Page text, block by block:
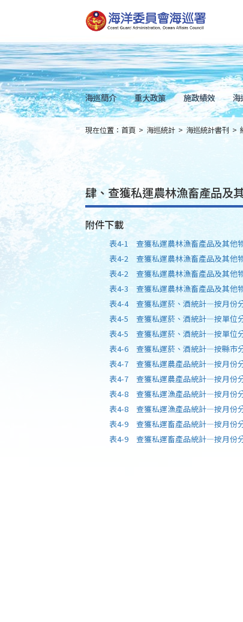
到
主
內
容
Skip
to
main
content
海巡簡介 重大政策 施政績效 海
::: 現在位置： 首頁 > 海巡統計 > 海巡統計書刊 >
肆、查獲私運農林漁畜產品及
附件下載
表4-1 查獲私運農林漁畜產品及其他
表4-2 查獲私運農林漁畜產品及其他
表4-2 查獲私運農林漁畜產品及其他
表4-3 查獲私運農林漁畜產品及其他
表4-4 查獲私運菸、酒統計—按月份
表4-5 查獲私運菸、酒統計—按單位
表4-5 查獲私運菸、酒統計—按單位
表4-6 查獲私運菸、酒統計—按縣市
表4-7 查獲私運農產品統計—按月份
表4-7 查獲私運農產品統計—按月份
表4-8 查獲私運漁產品統計—按月份
表4-8 查獲私運漁產品統計—按月份
表4-9 查獲私運畜產品統計—按月份
表4-9 查獲私運畜產品統計—按月份